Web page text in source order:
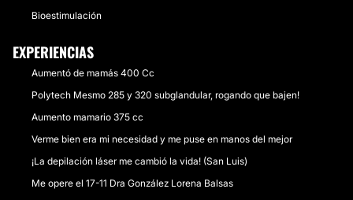
Bioestimulación
EXPERIENCIAS
Aumentó de mamás 400 Cc
Polytech Mesmo 285 y 320 subglandular, rogando que bajen!
Aumento mamario 375 cc
Verme bien era mi necesidad y me puse en manos del mejor
¡La depilación láser me cambió la vida! (San Luis)
Me opere el 17-11 Dra González Lorena Balsas